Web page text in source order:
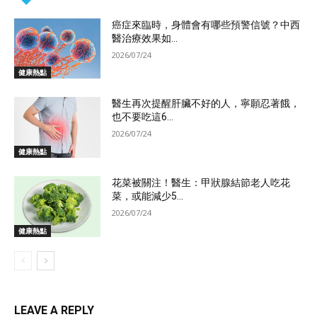
健康熱點
癌症來臨時，身體會有哪些預警信號？中西
醫治療效果如...
2026/07/24
健康熱點
醫生再次提醒肝臟不好的人，寧願忍著餓，
也不要吃這6...
2026/07/24
健康熱點
花菜被關注！醫生：甲狀腺結節老人吃花
菜，或能減少5...
2026/07/24
LEAVE A REPLY